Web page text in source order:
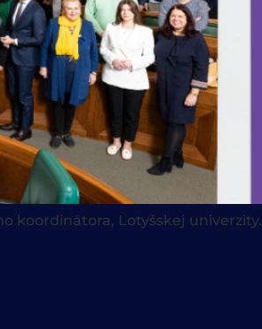
koordinátora, Lotyšskej univerzity.